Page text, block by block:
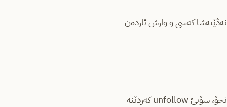
نەڎێنەشا کەسی و وازش ئاردەن
ئجۆ، شۆنێ unfollow کەردێنە